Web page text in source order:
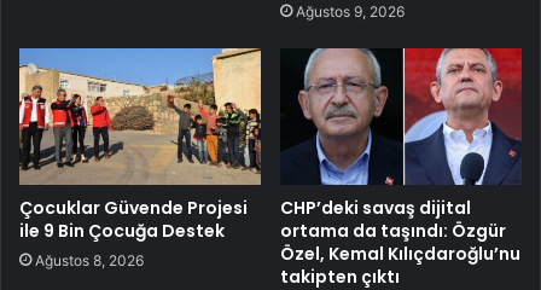
Ağustos 9, 2026
Çocuklar Güvende Projesi
ile 9 Bin Çocuğa Destek
Ağustos 8, 2026
CHP’deki savaş dijital
ortama da taşındı: Özgür
Özel, Kemal Kılıçdaroğlu’nu
takipten çıktı